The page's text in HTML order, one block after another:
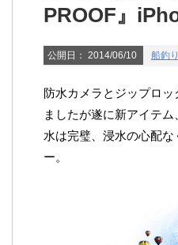
PROOF』
公開日： 2014/06/10 船釣
防水カメラとジップロ
ましたが遂に新アイテ
水は完璧、浸水の心配
ー。